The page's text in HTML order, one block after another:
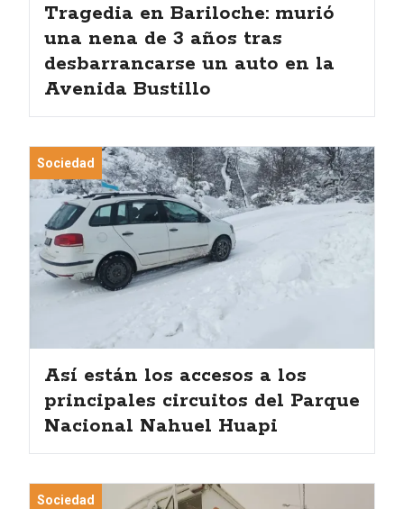
Tragedia en Bariloche: murió
una nena de 3 años tras
desbarrancarse un auto en la
Avenida Bustillo
Sociedad
Así están los accesos a los
principales circuitos del Parque
Nacional Nahuel Huapi
Sociedad